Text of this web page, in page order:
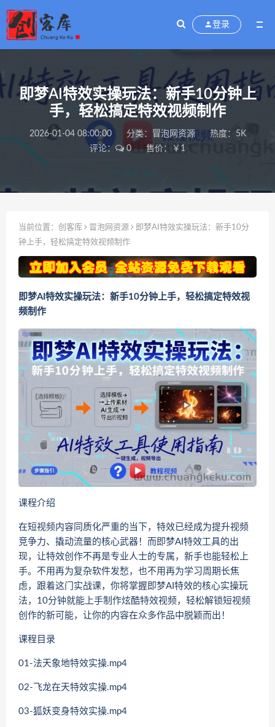
登录
即梦AI特效实操玩法：新手10分钟上
手，轻松搞定特效视频制作
2026-01-04 08:00:00 分类： 冒泡网资源
热度：5K
评论：
0 售价：￥1
当前位置： 创客库 冒泡网资源
即梦AI特效实操玩法：新手10分
钟上手，轻松搞定特效视频制作
即梦AI特效实操玩法：新手10分钟上手，轻松搞定特效视
频制作
课程介绍
在短视频内容同质化严重的当下，特效已经成为提升视频
竞争力、撬动流量的核心武器！而即梦AI特效工具的出
现，让特效创作不再是专业人士的专属，新手也能轻松上
手。不用再为复杂软件发愁，也不用再为学习周期长焦
虑，跟着这门实战课，你将掌握即梦AI特效的核心实操玩
法，10分钟就能上手制作炫酷特效视频，轻松解锁短视频
创作的新可能，让你的内容在众多作品中脱颖而出！
课程目录
01-法天象地特效实操.mp4
02-飞龙在天特效实操.mp4
03-狐妖变身特效实操.mp4